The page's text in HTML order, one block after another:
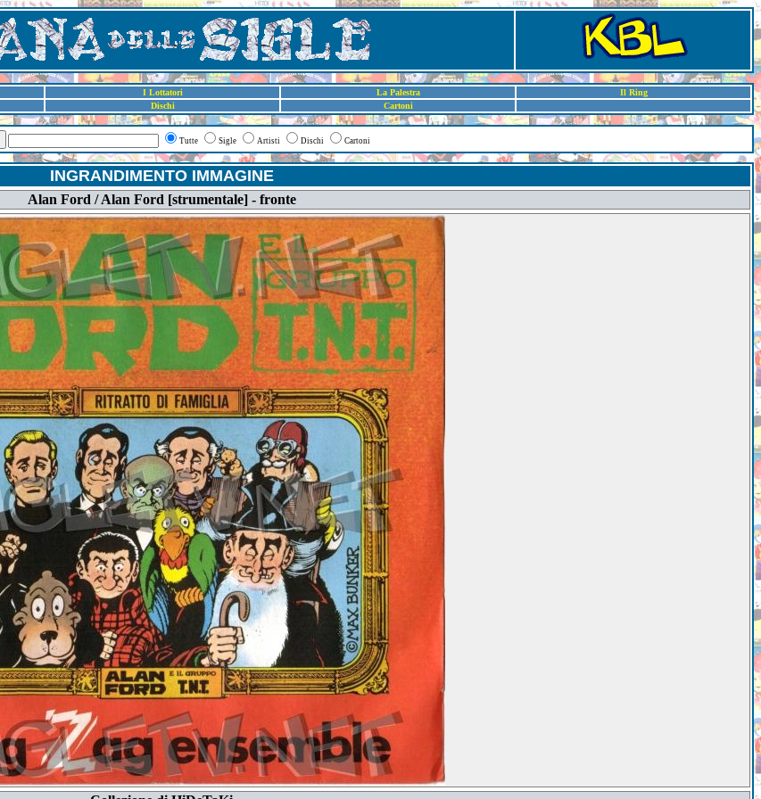
I Lottatori La Palestra
Il Ring
Dischi Cartoni
Tutte Sigle Artisti Dischi Cartoni
INGRANDIMENTO IMMAGINE
Alan Ford / Alan Ford [strumentale] - fronte